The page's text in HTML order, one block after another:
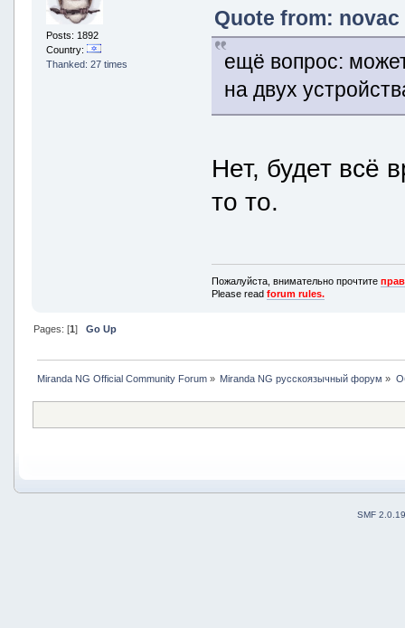
Posts: 1892
Country:
Thanked: 27 times
Quote from: novac
ещё вопрос:
на двух
Нет, будет всё
то то.
Пожалуйста, внимательно прочтите
Please readforum rules.
Pages: [1] Go Up
Miranda NG Official Community Forum» Miranda NG русскоязычный форум »
SMF 2.0.19